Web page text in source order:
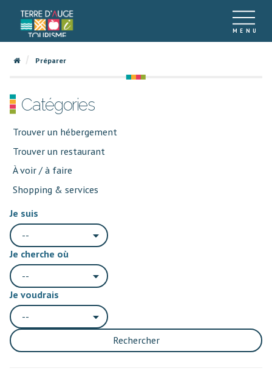
Préparer
Catégories
Trouver un hébergement
Trouver un restaurant
À voir / à faire
Shopping & services
Je suis
--
Je cherche où
--
Je voudrais
--
Rechercher